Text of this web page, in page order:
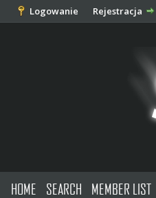
Logowanie Rejestracja
HOME SEARCH MEMBER LIST